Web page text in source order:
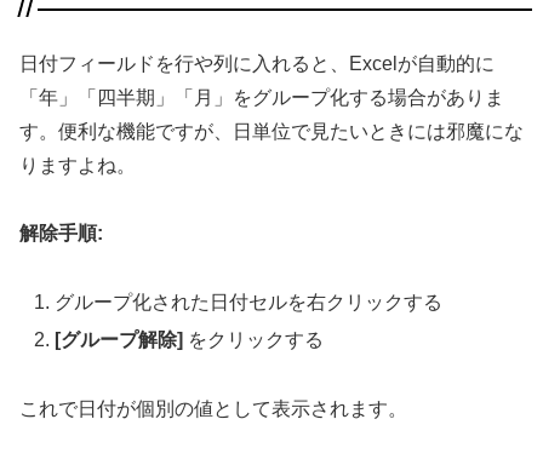
日付フィールドを行や列に入れると、Excelが自動的に
「年」「四半期」「月」をグループ化する場合がありま
す。便利な機能ですが、日単位で見たいときには邪魔にな
りますよね。
解除手順:
グループ化された日付セルを右クリックする
[グループ解除] をクリックする
これで日付が個別の値として表示されます。